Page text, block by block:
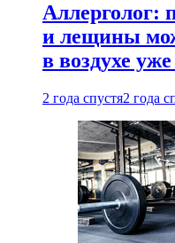
Аллерголог:
и лещины
в воздухе
2 года спустя2 года